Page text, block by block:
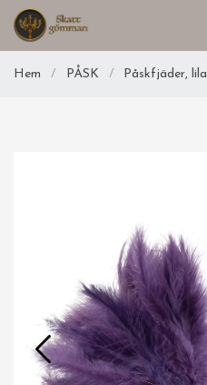
Hem / PÅSK / Påskfjäder, lila